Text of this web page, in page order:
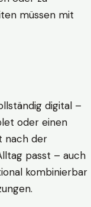
müssen mit
digital –
oder einen
nach der
passt – auch
kombinierbar